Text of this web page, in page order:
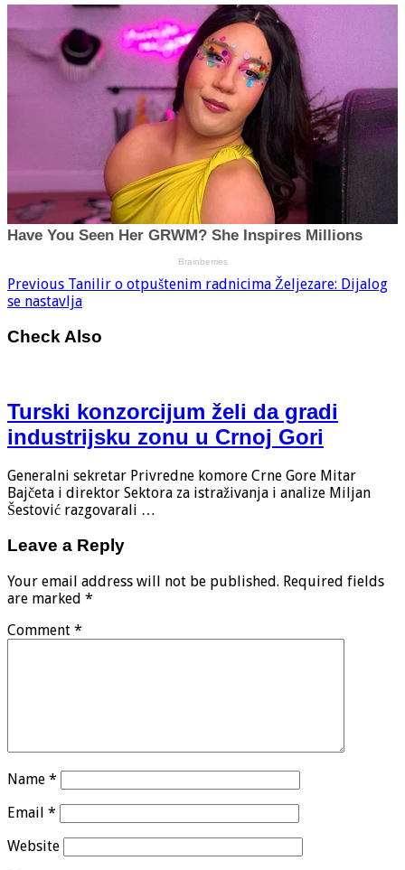
Previous Tanilir o otpuštenim radnicima Željezare: Dijalog
se nastavlja
Check Also
Turski konzorcijum želi da gradi
industrijsku zonu u Crnoj Gori
Generalni sekretar Privredne komore Crne Gore Mitar
Bajčeta i direktor Sektora za istraživanja i analize Miljan
Šestović razgovarali …
Leave a Reply
Your email address will not be published. Required fields
are marked *
Comment *
Name *
Email *
Website